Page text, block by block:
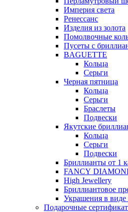
Империя света
Ренессанс
Изделия из золота
Помолвочные
Пусеты с
BAGUETTE
Кольца
Серьги
Черная пятница
Кольца
Серьги
Браслеты
Подвески
Якутские
Кольца
Серьги
Подвески
Бриллианты от 1
FANCY
High Jewellery
Бриллиантовое
Украшения в виде
Подарочные